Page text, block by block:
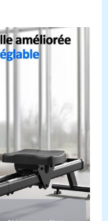
votre
! Des
ce modèle
de
ce qui le
une
ou